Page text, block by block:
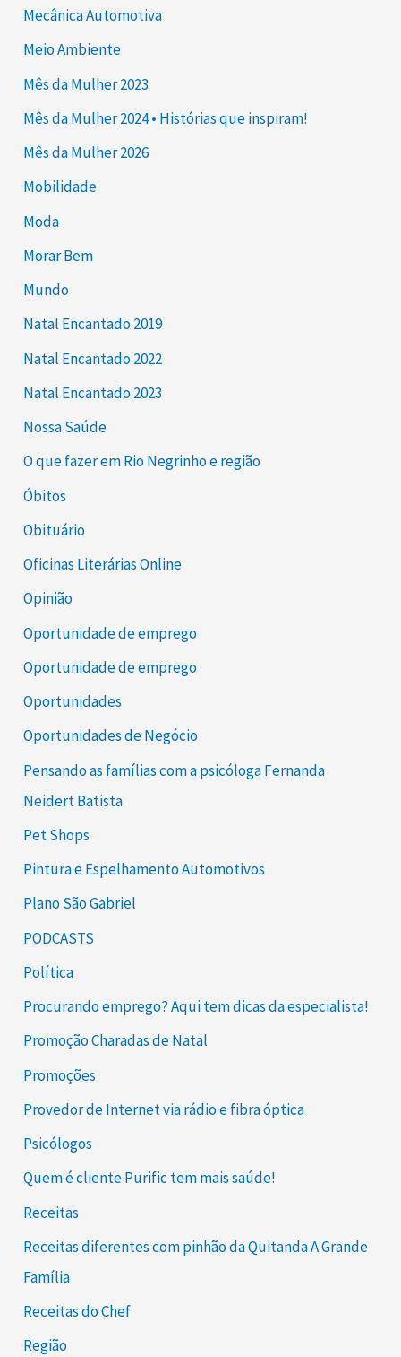
Mecânica Automotiva
Meio Ambiente
Mês da Mulher 2023
Mês da Mulher 2024 • Histórias que inspiram!
Mês da Mulher 2026
Mobilidade
Moda
Morar Bem
Mundo
Natal Encantado 2019
Natal Encantado 2022
Natal Encantado 2023
Nossa Saúde
O que fazer em Rio Negrinho e região
Óbitos
Obituário
Oficinas Literárias Online
Opinião
Oportunidade de emprego
Oportunidade de emprego
Oportunidades
Oportunidades de Negócio
Pensando as famílias com a psicóloga Fernanda
Neidert Batista
Pet Shops
Pintura e Espelhamento Automotivos
Plano São Gabriel
PODCASTS
Política
Procurando emprego? Aqui tem dicas da especialista!
Promoção Charadas de Natal
Promoções
Provedor de Internet via rádio e fibra óptica
Psicólogos
Quem é cliente Purific tem mais saúde!
Receitas
Receitas diferentes com pinhão da Quitanda A Grande
Família
Receitas do Chef
Região